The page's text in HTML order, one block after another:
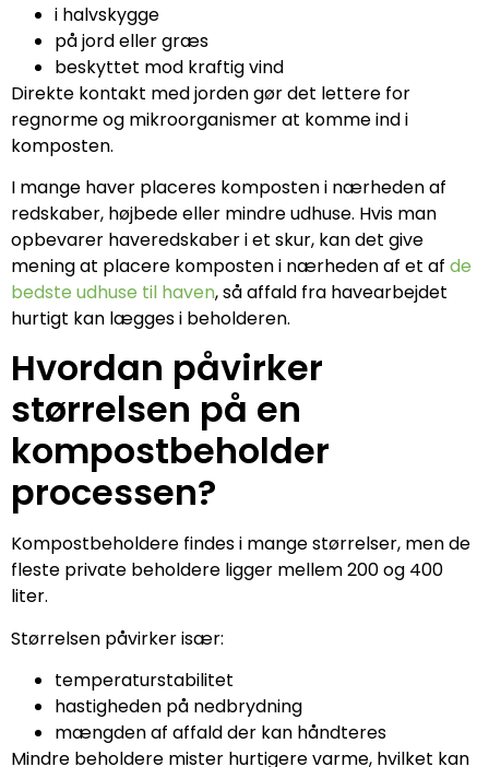
i halvskygge
på jord eller græs
beskyttet mod kraftig vind
Direkte kontakt med jorden gør det lettere for
regnorme og mikroorganismer at komme ind i
komposten.
I mange haver placeres komposten i nærheden af
redskaber, højbede eller mindre udhuse. Hvis man
opbevarer haveredskaber i et skur, kan det give
mening at placere komposten i nærheden af et af de
bedste udhuse til haven, så affald fra havearbejdet
hurtigt kan lægges i beholderen.
Hvordan påvirker
størrelsen på en
kompostbeholder
processen?
Kompostbeholdere findes i mange størrelser, men de
fleste private beholdere ligger mellem 200 og 400
liter.
Størrelsen påvirker især:
temperaturstabilitet
hastigheden på nedbrydning
mængden af affald der kan håndteres
Mindre beholdere mister hurtigere varme, hvilket kan